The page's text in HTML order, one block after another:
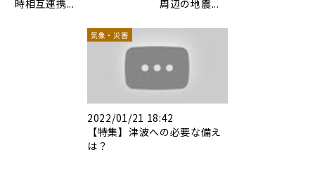
時相互連携...
周辺の地震...
気象・災害
2022/01/21 18:42
【特集】津波への必要な備え
は？